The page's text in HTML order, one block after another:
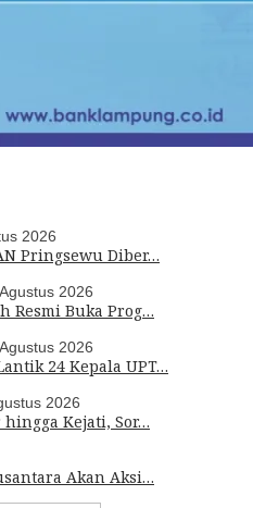
2026
Pringsewu Diber…
2026
Resmi Buka Prog…
2026
24 Kepala UPT…
2026
Kejati, Sor…
Akan Aksi…